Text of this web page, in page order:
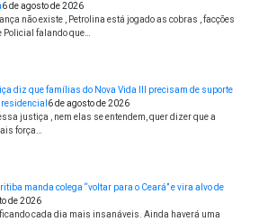
6 de agosto de 2026
não existe , Petrolina está jogado as cobras , facções
Policial falando que…
diz que famílias do Nova Vida III precisam de suporte
6 de agosto de 2026
justiça , nem elas se entendem, quer dizer que a
força…
manda colega “voltar para o Ceará” e vira alvo de
de 2026
cada dia mais insanáveis. Ainda haverá uma